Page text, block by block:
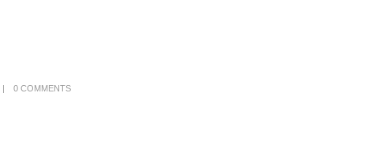
0 COMMENTS